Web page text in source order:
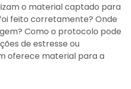
o material captado para
feito corretamente? Onde
Como o protocolo pode
de estresse ou
oferece material para a